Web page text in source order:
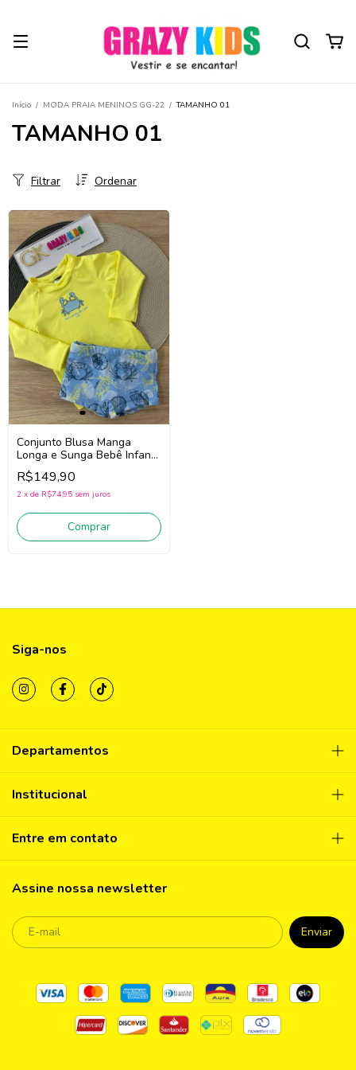
Início / MODA PRAIA MENINOS GG-22 / TAMANHO 01
TAMANHO 01
Ordenar
Filtrar
Conjunto Blusa Manga
Longa e Sunga Bebê Infantil
Menino Luc.Boo 85540
(Amarelo/Azul)
R$149,90
2 x de R$74,95 sem juros
Comprar
Siga-nos
Departamentos
Institucional
Entre em contato
Assine nossa newsletter